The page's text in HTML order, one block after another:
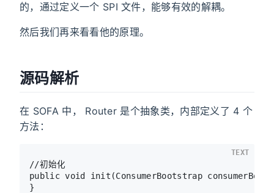
的，通过定义一个 SPI 文件，能够有效的解耦。
然后我们再来看看他的原理。
源码解析
在 SOFA 中， Router 是个抽象类，内部定义了 4 个
方法：
//初始化
public void init(ConsumerBootstrap
}
TEXT